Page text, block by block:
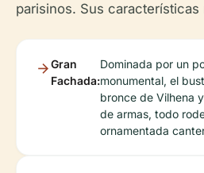
parisinos. Sus
Gran
Fachada:
Dominada por un
monumental, el
bronce de Vilhena
de armas, todo
ornamentada